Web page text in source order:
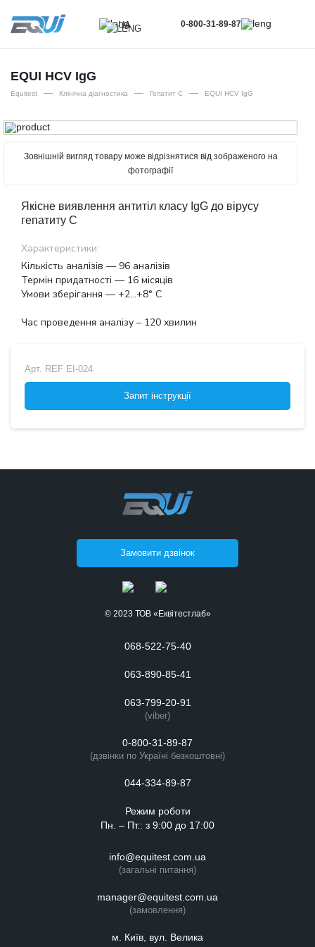
UA
RU
0-800-31-89-87
EQUI HCV IgG
Equitest — Клінічна діагностика — Гепатит С — EQUI HCV IgG
Зовнішній вигляд товару може відрізнятися від зображеного на
фотографії
Якісне виявлення антитіл класу IgG до вірусу
гепатиту C
Характеристики:
Кількість аналізів — 96 аналізів
Термін придатності — 16 місяців
Умови зберігання — +2…+8° С
Час проведення аналізу – 120 хвилин
Арт. REF EI-024
Запит інструкції
Замовити дзвінок
© 2023 ТОВ «Еквітестлаб»
068-522-75-40
063-890-85-41
063-799-20-91
(viber)
0-800-31-89-87
(дзвінки по Україні безкоштовні)
044-334-89-87
Режим роботи
Пн. – Пт.: з 9:00 до 17:00
info@equitest.com.ua
(загальні питання)
manager@equitest.com.ua
(замовлення)
м. Київ, вул. Велика